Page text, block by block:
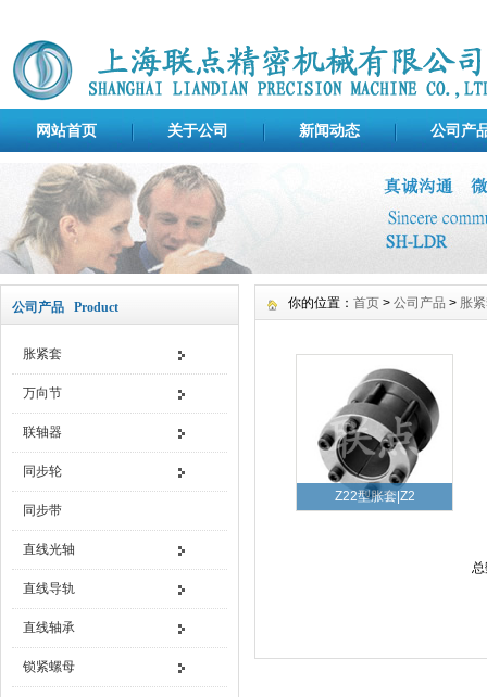
网站首页 关于公司 新闻动态 公司产
公司产品 Product
胀紧套
万向节
联轴器
同步轮
同步带
直线光轴
直线导轨
直线轴承
锁紧螺母
你的位置： 首页 > 公司产品 > 胀
Z22型胀套|Z2